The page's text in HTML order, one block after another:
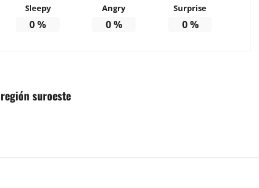
Sleepy
0%
Angry
0%
Surprise
0%
suroeste